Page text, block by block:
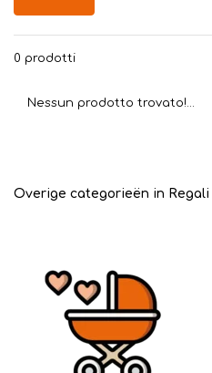
0 prodotti
Nessun prodotto trovato!...
Overige categorieën in Regali